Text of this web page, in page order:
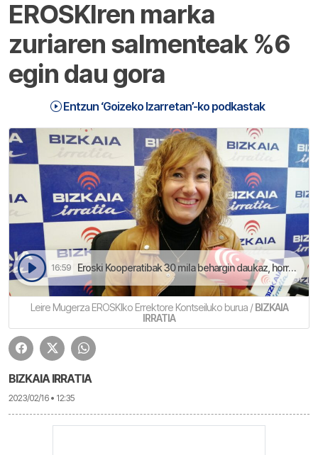
EROSKIren marka
zuriaren salmenteak %6
egin dau gora
Entzun ‘Goizeko Izarretan’-ko podkastak
16:59 Eroski Kooperatibak 30 mila behargin daukaz, horreen herena bazkideak | Goizeko Izarretan
Leire Mugerza EROSKIko Errektore Kontseiluko burua /BIZKAIA
IRRATIA
BIZKAIA IRRATIA
2023/02/16 • 12:35